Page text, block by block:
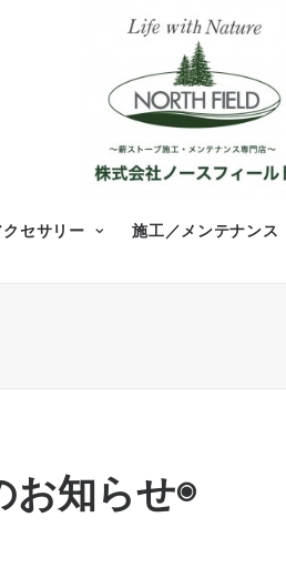
クセサリー 施工／メンテナンス
お知らせ◉